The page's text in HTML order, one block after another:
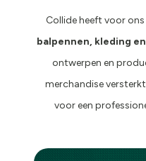
Collide heeft voor
balpennen, kleding
ontwerpen en
merchandise
voor een